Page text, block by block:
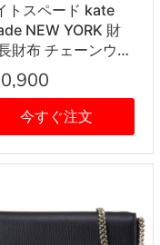
トスペード kate
NEW YORK 財
財布 チェーンウォ
ト フラップ
613 ピンク
ッド系
今すぐ注文